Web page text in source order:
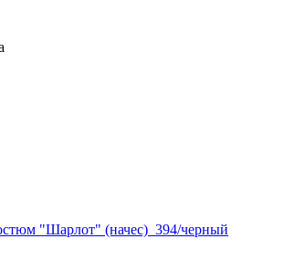
"Шарлот" (начес)_394/черный